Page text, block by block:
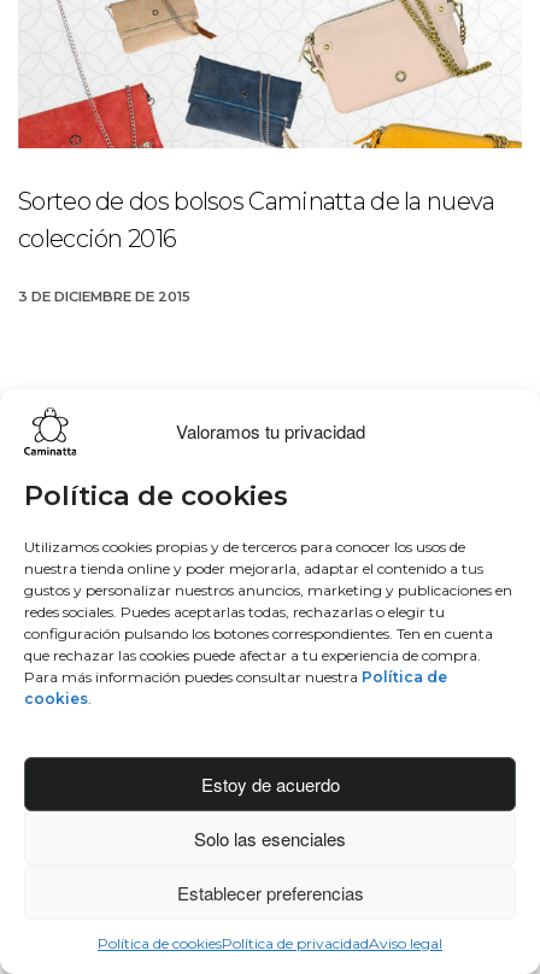
Valoramos tu privacidad
Política de cookies
Utilizamos cookies propias y de terceros para conocer los usos de
nuestra tienda online y poder mejorarla, adaptar el contenido a tus
gustos y personalizar nuestros anuncios, marketing y publicaciones en
redes sociales. Puedes aceptarlas todas, rechazarlas o elegir tu
configuración pulsando los botones correspondientes. Ten en cuenta
que rechazar las cookies puede afectar a tu experiencia de compra.
Para más información puedes consultar nuestra Política de
cookies.
Estoy de acuerdo
Solo las esenciales
Establecer preferencias
Política de cookiesPolítica de privacidadAviso legal
Sorteo de dos bolsos Caminatta de la nueva
colección 2016
3 DE DICIEMBRE DE 2015
Bowling
Hobo
Monedero
Mochila
Sobre nosotros
50 aniversario
Únete al equipo
Blog
Contacto
Facebook
Instagram
Twitter
Youtube
Conéctate
C/Idiazabal, 37 Barrio Bengoetxea
48960 Galdakao, Bizkaia
info@caminattabags.com
© 2025 Caminatta